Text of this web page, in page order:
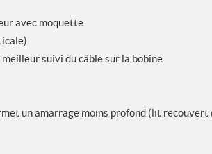
avec moquette
suivi du câble sur la bobine
un amarrage moins profond (lit recouvert